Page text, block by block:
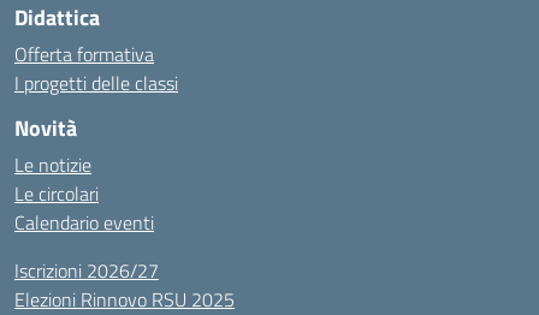
Didattica
Offerta formativa
I progetti delle classi
Novità
Le notizie
Le circolari
Calendario eventi
Iscrizioni 2026/27
Elezioni Rinnovo RSU 2025